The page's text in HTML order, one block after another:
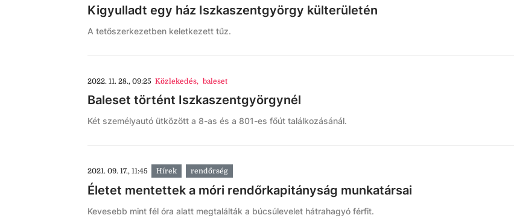
Kigyulladt egy ház Iszkaszentgyörgy külterületén
A tetőszerkezetben keletkezett tűz.
2022. 11. 28., 09:25 Közlekedés, baleset
Baleset történt Iszkaszentgyörgynél
Két személyautó ütközött a 8-as és a 801-es főút találkozásánál.
2021. 09. 17., 11:45 Hírek rendőrség
Életet mentettek a móri rendőrkapitányság munkatársai
Kevesebb mint fél óra alatt megtalálták a búcsúlevelet hátrahagyó férfit.